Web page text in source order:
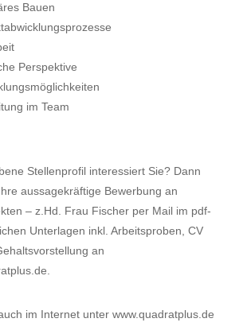
Bauen
Perspektive
im Team
Stellenprofil interessiert Sie? Dann
aussagekräftige Bewerbung an
– z.Hd. Frau Fischer per Mail im pdf-
Unterlagen inkl. Arbeitsproben, CV
an
im Internet unter www.quadratplus.de